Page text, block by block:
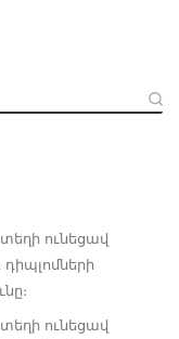
ունեցավ
ունեցավ